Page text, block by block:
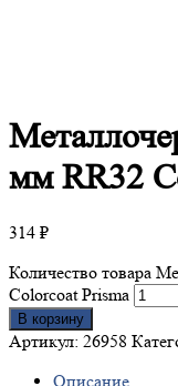
мм RR32
314 ₽
Количество товара
Colorcoat Prisma
В корзину
Артикул: 26958
Описание